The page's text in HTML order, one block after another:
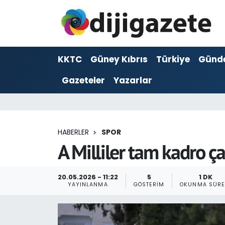
KKTC Güney Kıbrıs Türkiye
Gazeteler
Yazarlar
HABERLER SPOR
A Milliler tam kadro
20.05.2026 - 11:22
YAYINLANMA
5
GÖSTERIM
1 DK
OKUNMA
ADVERTORIAL
Dijigazete
Güncel
Hava Durumu
Trafik Durumu